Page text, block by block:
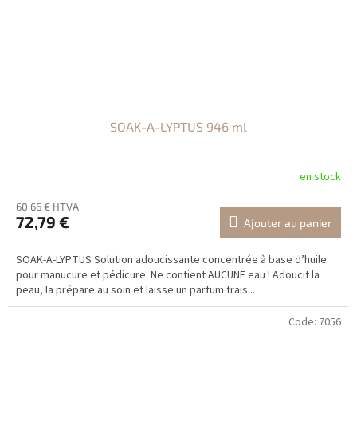
SOAK-A-LYPTUS 946 ml
en stock
60,66 € HTVA
72,79 € Ajouter au panier
SOAK-A-LYPTUS Solution adoucissante concentrée à base d’huile
pour manucure et pédicure. Ne contient AUCUNE eau ! Adoucit la
peau, la prépare au soin et laisse un parfum frais...
Code: 7056